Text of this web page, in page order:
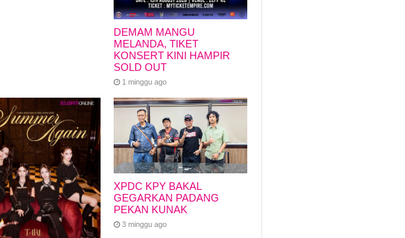
DEMAM MANGU
MELANDA, TIKET
KONSERT KINI HAMPIR
SOLD OUT
1 minggu ago
XPDC KPY BAKAL
GEGARKAN PADANG
PEKAN KUNAK
3 minggu ago